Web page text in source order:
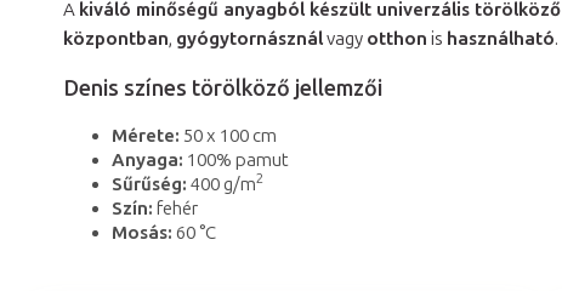
A kiváló minőségű anyagból készült univerzális törölköző
központban, gyógytornásználvagy otthon is használható.
Denis színes törölköző jellemzői
Mérete: 50 x 100 cm
Anyaga: 100% pamut
Sűrűség: 400 g/m2
Szín: fehér
Mosás: 60 °C